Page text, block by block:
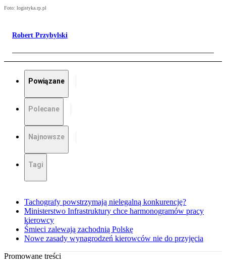
Foto: logistyka.rp.pl
Robert Przybylski
Powiązane
Polecane
Najnowsze
Tagi
Tachografy powstrzymają nielegalną konkurencję?
Ministerstwo Infrastruktury chce harmonogramów pracy
kierowcy
Śmieci zalewają zachodnią Polskę
Nowe zasady wynagrodzeń kierowców nie do przyjęcia
Promowane treści